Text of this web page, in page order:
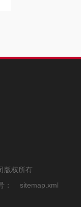
版权所有
： sitemap.xml